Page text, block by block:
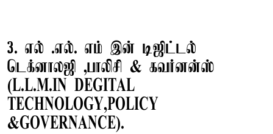
3. எல் .எல். எம் இன் டிஜிட்டல்
டெக்னாலஜி ,பாலிசி & கவர்னன்ஸ்
(L.L.M.IN DEGITAL
TECHNOLOGY,POLICY
&GOVERNANCE).